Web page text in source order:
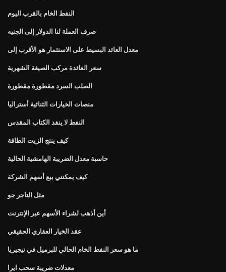
النفط الخام بالقرب اليوم
صرف العملة لنا الدولار إلى الجنيه
معدل العائد البسيط على الاستثمار هو الأقرب إلى
سعر الفائدة مركب الصيغة الشهرية
الصلب السرد مقطورة مقطورة
منصات الخيارات الثنائية أستراليا
النفط لا ينفد الكتاب المقدس
كيف ينتج الزيت الطاقة
حاسبة معدل الضريبة الهامشية الحالية
كيف يمكنني بيع أسهم الشركة
مثل التاجر جو
أين أذهب لشراء الأسهم عبر الإنترنت
عقد الخيار العقاري الحقيقي
ما هو سعر النفط الخام الحالي للبرميل في نيجيريا
معدلات ضريبة سحب ايرا